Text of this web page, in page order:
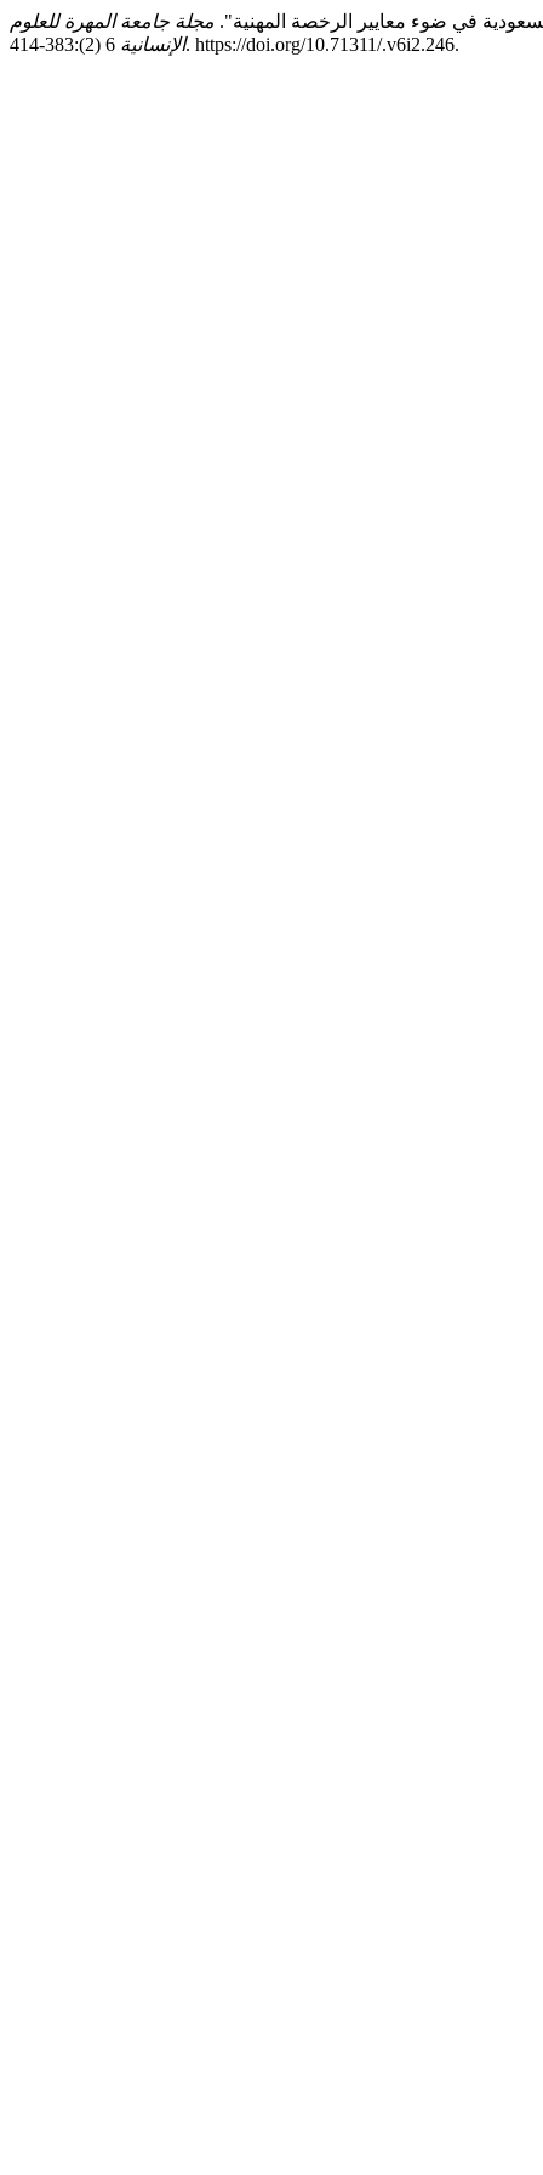
مجلة جامعة المهرة للعلوم
الإنسانية6 (2):383-414. https://doi.org/10.71311/.v6i2.246.